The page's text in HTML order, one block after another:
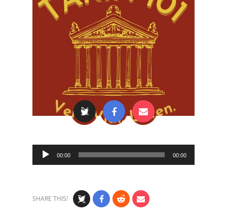
Audio
Player
00:00 00:00
SHARE THIS!